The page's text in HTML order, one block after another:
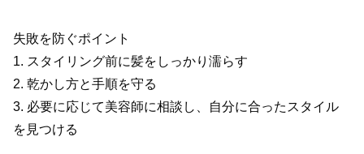
失敗を防ぐポイント
1. スタイリング前に髪をしっかり濡らす
2. 乾かし方と手順を守る
3. 必要に応じて美容師に相談し、自分に合ったスタイル
を見つける